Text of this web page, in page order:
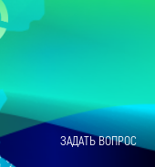
ЗАДАТЬ ВОПРОС